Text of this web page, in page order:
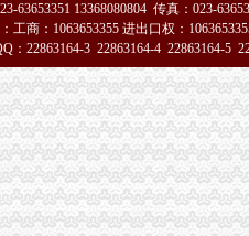
欧盟”_财经中心_中国网
衣”-搜狐财经
图）_金羊网财富
心_新浪财经_新浪网
经大学
横琴挂牌_金羊网财富
方财富网
或受益2015-06-2416:40——
经大学
63653351 13368080804 传真：023-
工商：1063653355 进出口权：
：22863164-3 22863164-4 22863164-5